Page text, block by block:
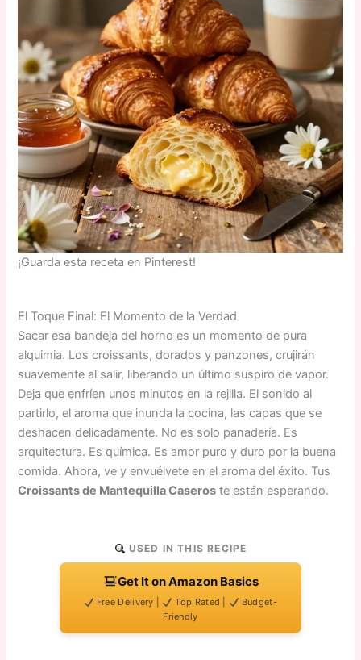
¡Guarda esta receta en Pinterest!
El Toque Final: El Momento de la Verdad
Sacar esa bandeja del horno es un momento de pura
alquimia. Los croissants, dorados y panzones, crujirán
suavemente al salir, liberando un último suspiro de vapor.
Deja que enfríen unos minutos en la rejilla. El sonido al
partirlo, el aroma que inunda la cocina, las capas que se
deshacen delicadamente. No es solo panadería. Es
arquitectura. Es química. Es amor puro y duro por la buena
comida. Ahora, ve y envuélvete en el aroma del éxito. Tus
Croissants de Mantequilla Caseros te están esperando.
USED IN THIS RECIPE
Get It on Amazon Basics
Free Delivery | Top Rated |
Budget-
Friendly